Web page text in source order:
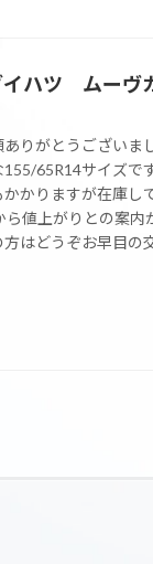
ハツ ムーヴ
りがとうございま
65R14サイズで
かりますが在庫し
値上がりとの案内
はどうぞお早目の